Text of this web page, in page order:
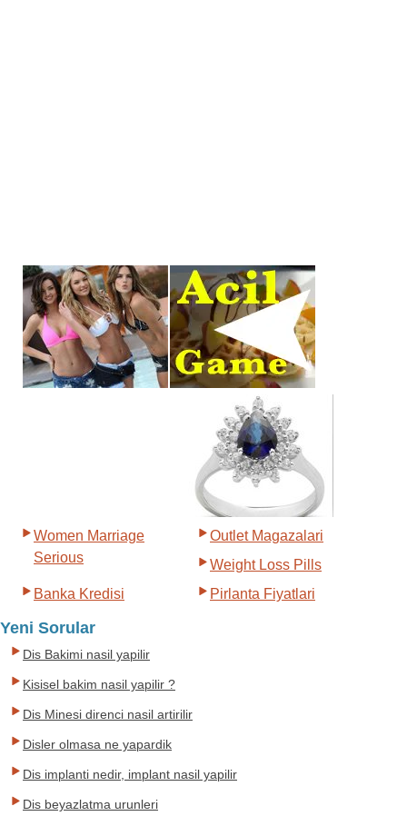
Women Marriage
Serious
Outlet Magazalari
Weight Loss Pills
Banka Kredisi
Pirlanta Fiyatlari
Yeni Sorular
Dis Bakimi nasil yapilir
Kisisel bakim nasil yapilir ?
Dis Minesi direnci nasil artirilir
Disler olmasa ne yapardik
Dis implanti nedir, implant nasil yapilir
Dis beyazlatma urunleri